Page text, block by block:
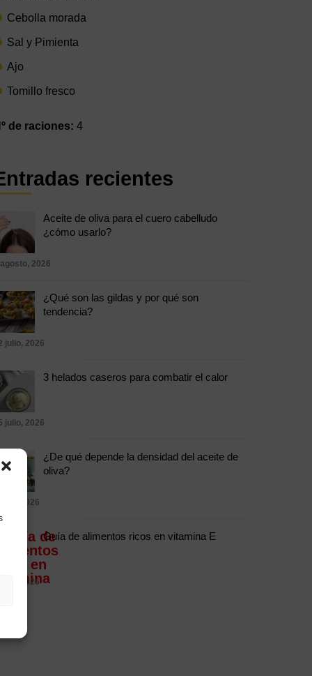
Cebolla morada
Sal y Pimienta
Ajo
Tomillo fresco
de raciones: 4
recientes
Aceite de oliva para el cuero cabelludo
¿cómo usarlo?
2026
¿Qué son las gildas y por qué son
tendencia?
julio, 2026
3 helados caseros para combatir el calor
julio, 2026
¿De qué depende la densidad del aceite de
oliva?
2026
Guía de alimentos ricos en vitamina E
2026